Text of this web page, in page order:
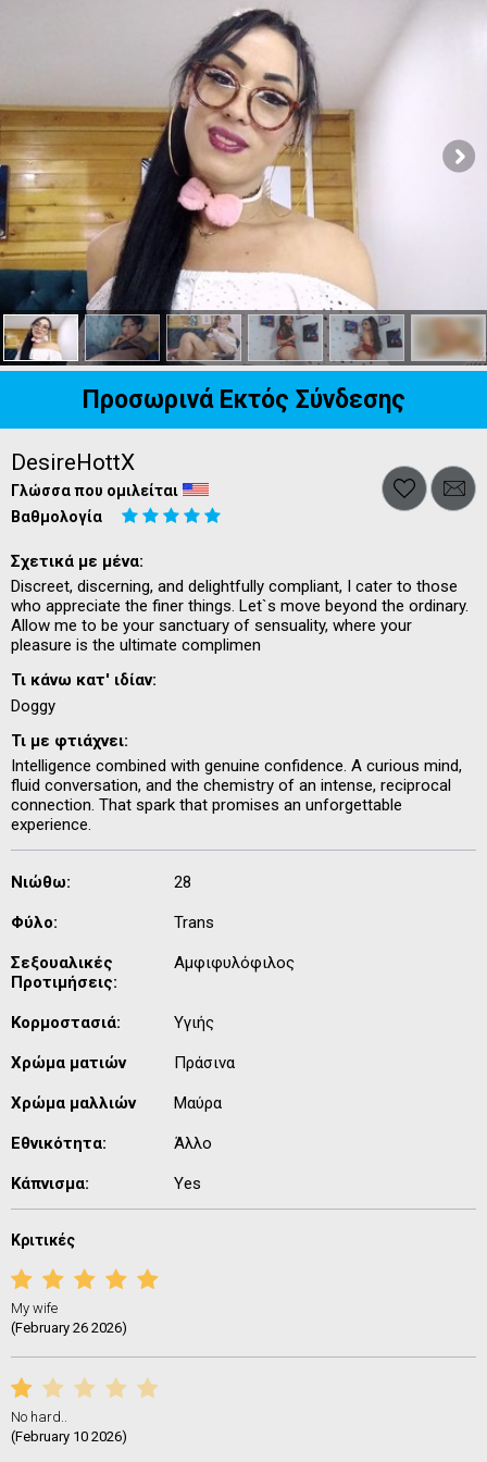
Προσωρινά Εκτός Σύνδεσης
DesireHottX
Γλώσσα που ομιλείται
Βαθμολογία
Σχετικά με μένα:
Discreet, discerning, and delightfully compliant, I cater to those
who appreciate the finer things. Let`s move beyond the ordinary.
Allow me to be your sanctuary of sensuality, where your
pleasure is the ultimate complimen
Τι κάνω κατ' ιδίαν:
Doggy
Τι με φτιάχνει:
Intelligence combined with genuine confidence. A curious mind,
fluid conversation, and the chemistry of an intense, reciprocal
connection. That spark that promises an unforgettable
experience.
Νιώθω: 28
Φύλο: Trans
Σεξουαλικές
Προτιμήσεις:
Αμφιφυλόφιλος
Κορμοστασιά: Υγιής
Χρώμα ματιών Πράσινα
Χρώμα μαλλιών Μαύρα
Εθνικότητα: Άλλο
Κάπνισμα: Yes
Κριτικές
My wife
(February 26 2026)
No hard..
(February 10 2026)